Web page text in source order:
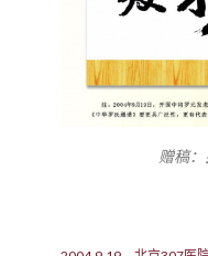
赠稿：